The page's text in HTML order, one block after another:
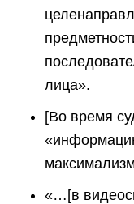
лица».
[Во время
«…[в